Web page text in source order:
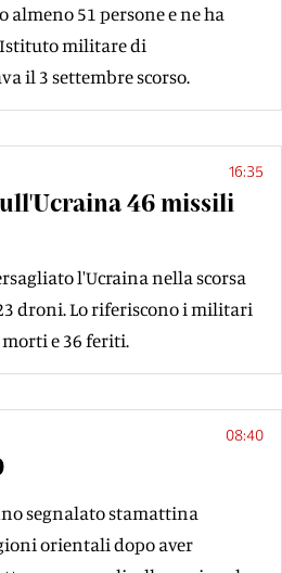
almeno 51 persone e ne ha
militare di
il 3 settembre scorso.
16:35
46 missili
l'Ucraina nella scorsa
droni. Lo riferiscono i militari
e 36 feriti.
08:40
segnalato stamattina
orientali dopo aver